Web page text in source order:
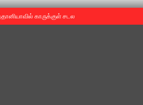
காருக்குள் சடலம் -தமிழருடையதா ?